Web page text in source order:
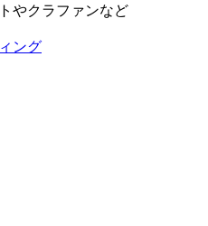
やクラファンなど
ング